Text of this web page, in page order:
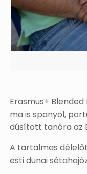
Erasmus+
ma is spanyol,
dúsított tanóra az
A tartalmas
esti dunai